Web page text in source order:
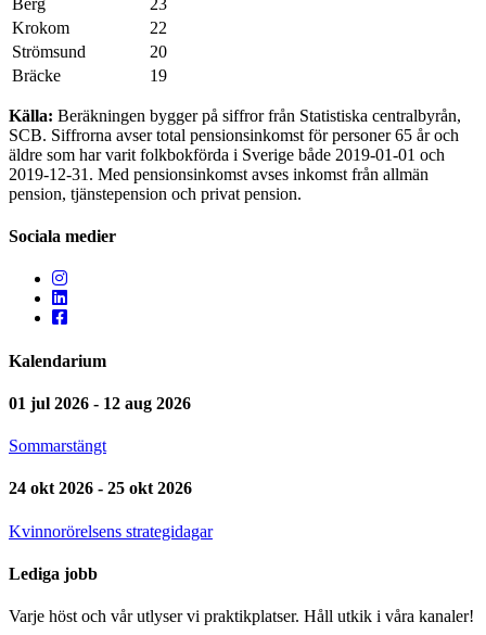
Krokom
22
Strömsund
20
Bräcke
19
Källa: Beräkningen bygger på siffror från Statistiska centralbyrån,
SCB. Siffrorna avser total pensionsinkomst för personer 65 år och
äldre som har varit folkbokförda i Sverige både 2019-01-01 och
2019-12-31. Med pensionsinkomst avses inkomst från allmän
pension, tjänstepension och privat pension.
Sociala medier
Kalendarium
01 jul 2026 - 12 aug 2026
Sommarstängt
24 okt 2026 - 25 okt 2026
Kvinnorörelsens strategidagar
Lediga jobb
Varje höst och vår utlyser vi praktikplatser. Håll utkik i våra kanaler!